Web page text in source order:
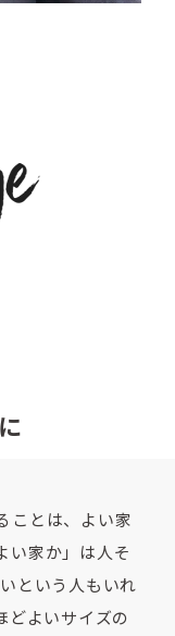
ことは、よい家
い家か」は人そ
という人もいれ
どよいサイズの